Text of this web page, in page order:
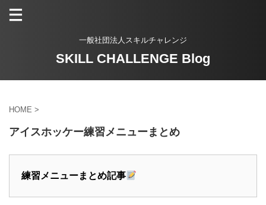
一般社団法人スキルチャレンジ
SKILL CHALLENGE Blog
HOME >
アイスホッケー練習メニューまとめ
練習メニューまとめ記事